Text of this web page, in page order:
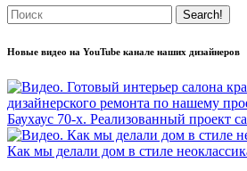
Новые видео на YouTube канале наших дизайнеров
Баухаус 70-х. Реализованный проект
Как мы делали дом в стиле